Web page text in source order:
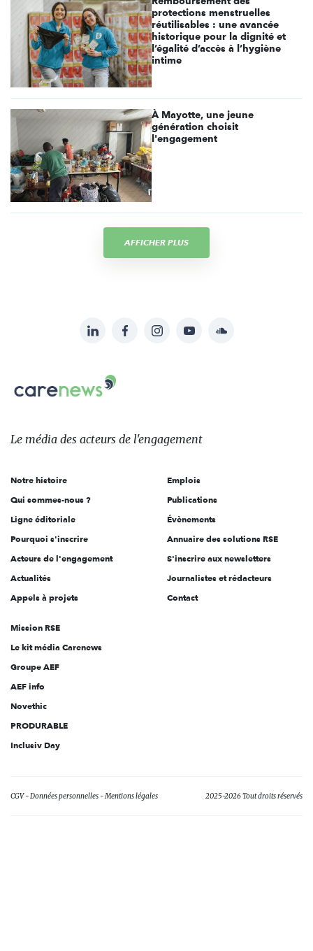
protections menstruelles
réutilisables : une avancée
historique pour la dignité et
l’égalité d’accès à l’hygiène
intime
À Mayotte, une jeune
génération choisit
l'engagement
AFFICHER PLUS
sur:
LinkedInFacebookInstagramYouTubeSoundcloud
Carenews,
Le
des
l'engagement
Le média des acteurs de l'engagement
Notre histoire
Qui sommes-nous ?
Ligne éditoriale
Pourquoi s'inscrire
Acteurs de l'engagement
Actualités
Appels à projets
Emplois
Publications
Évènements
Annuaire des solutions RSE
S'inscrire aux newsletters
Journalistes et rédacteurs
Contact
Mission RSE
Le kit média Carenews
Groupe AEF
AEF info
Novethic
PRODURABLE
Inclusiv Day
CGV Données personnelles Mentions légales 2025-2026 Tout droits réservés